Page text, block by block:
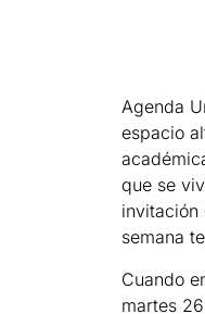
Agenda
espacio
que se
invitación
semana
Cuando
martes